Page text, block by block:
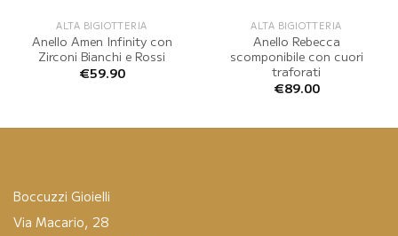
ALTA BIGIOTTERIA
Anello Amen Infinity con
Zirconi Bianchi e Rossi
€59.90
ALTA BIGIOTTERIA
Anello Rebecca
scomponibile con cuori
traforati
€89.00
Boccuzzi Gioielli
Via Macario, 28